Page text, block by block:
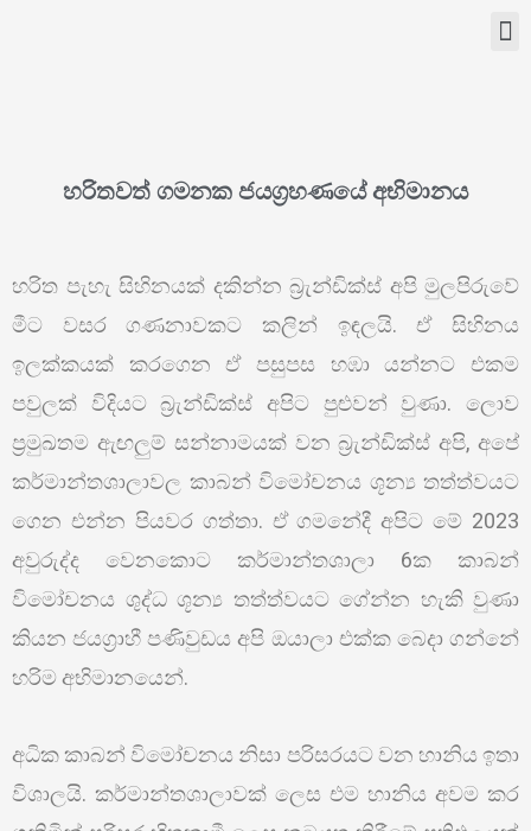
හරිතවත් ගමනක ජයග්‍රහණයේ අභිමානය
හරිත පැහැ සිහිනයක් දකින්න බ්‍රැන්ඩික්ස් අපි මුලපිරුවේ
මීට වසර ගණනාවකට කලින් ඉඳලයි. ඒ සිහිනය
ඉලක්කයක් කරගෙන ඒ පසුපස හඹා යන්නට එකම
පවුලක් විදියට බ්‍රැන්ඩික්ස් අපිට පුළුවන් වුණා. ලොව
ප්‍රමුඛතම ඇඟලුම් සන්නාමයක් වන බ්‍රැන්ඩික්ස් අපි, අපේ
කර්මාන්තශාලාවල කාබන් විමෝචනය ශූන්‍ය තත්ත්වයට
ගෙන එන්න පියවර ගත්තා. ඒ ගමනේදී අපිට මේ 2023
අවුරුද්ද වෙනකොට කර්මාන්තශාලා 6ක කාබන්
විමෝචනය ශුද්ධ ශූන්‍ය තත්ත්වයට ගේන්න හැකි වුණා
කියන ජයග්‍රාහී පණිවුඩය අපි ඔයාලා එක්ක බෙදා ගන්නේ
හරිම අභිමානයෙන්.
අධික කාබන් විමෝචනය නිසා පරිසරයට වන හානිය ඉතා
විශාලයි. කර්මාන්තශාලාවක් ලෙස එම හානිය අවම කර